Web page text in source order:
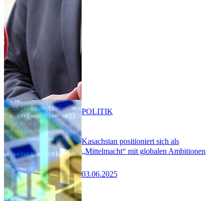
Kasachstan positioniert sich als
„Mittelmacht“ mit globalen Ambitionen
03.06.2025
POLITIK